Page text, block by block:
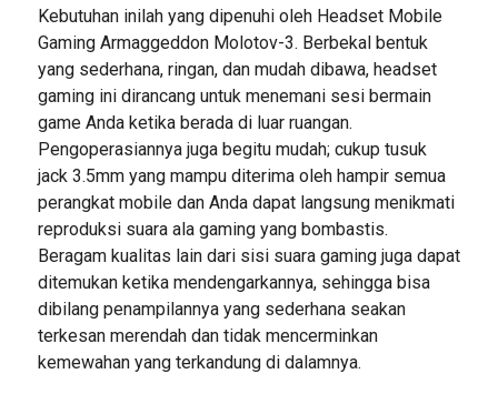
Kebutuhan inilah yang dipenuhi oleh Headset Mobile
Gaming Armaggeddon Molotov-3. Berbekal bentuk
yang sederhana, ringan, dan mudah dibawa, headset
gaming ini dirancang untuk menemani sesi bermain
game Anda ketika berada di luar ruangan.
Pengoperasiannya juga begitu mudah; cukup tusuk
jack 3.5mm yang mampu diterima oleh hampir semua
perangkat mobile dan Anda dapat langsung menikmati
reproduksi suara ala gaming yang bombastis.
Beragam kualitas lain dari sisi suara gaming juga dapat
ditemukan ketika mendengarkannya, sehingga bisa
dibilang penampilannya yang sederhana seakan
terkesan merendah dan tidak mencerminkan
kemewahan yang terkandung di dalamnya.